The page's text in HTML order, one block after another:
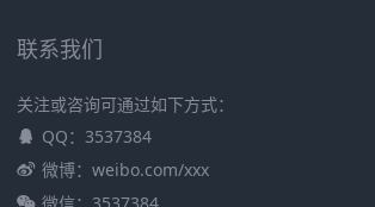
联系我们
关注或咨询可通过如下方式：
QQ：3537384
微博：weibo.com/xxx
微信：3537384